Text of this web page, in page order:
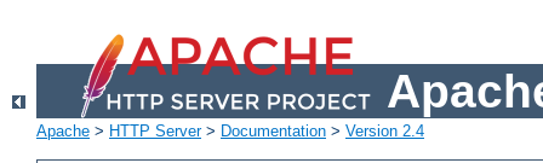
Apache > HTTP Server> Documentation > Version 2.4